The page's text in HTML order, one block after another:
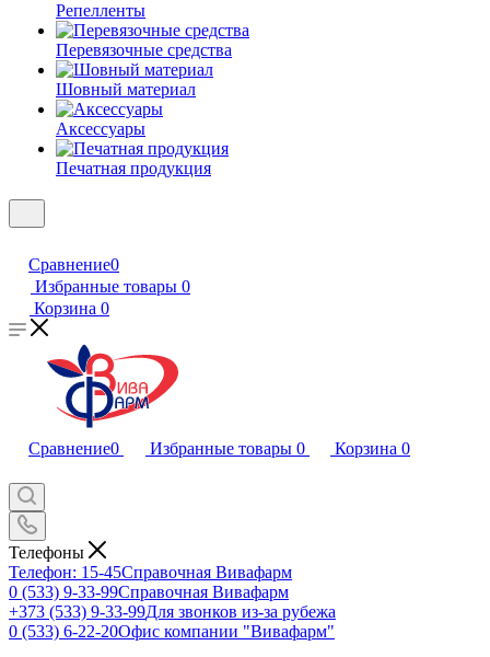
Репелленты
Перевязочные средства
Шовный материал
Аксессуары
Печатная продукция
Сравнение0
Избранные товары 0
Корзина 0
Сравнение0 Избранные товары 0 Корзина 0
Телефоны
Телефон: 15-45Справочная Вивафарм
0 (533) 9-33-99Справочная Вивафарм
+373 (533) 9-33-99Для звонков из-за рубежа
0 (533) 6-22-20Офис компании "Вивафарм"